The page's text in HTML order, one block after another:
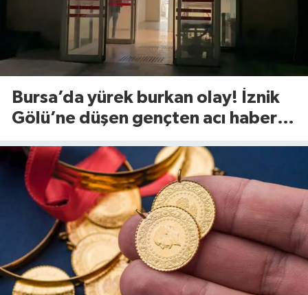
Bursa’da yürek burkan olay! İznik
Gölü’ne düşen gençten acı haber